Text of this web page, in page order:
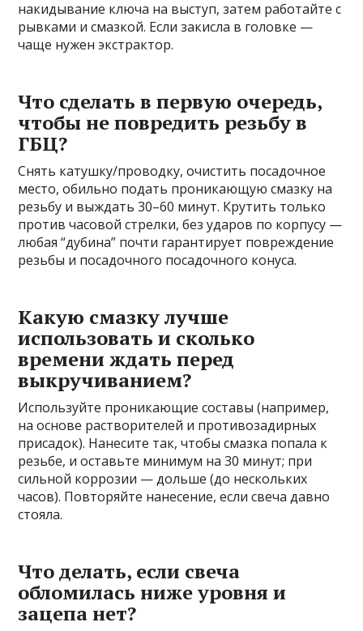
накидывание ключа на выступ, затем работайте с
рывками и смазкой. Если закисла в головке —
чаще нужен экстрактор.
Что сделать в первую очередь,
чтобы не повредить резьбу в
ГБЦ?
Снять катушку/проводку, очистить посадочное
место, обильно подать проникающую смазку на
резьбу и выждать 30–60 минут. Крутить только
против часовой стрелки, без ударов по корпусу —
любая “дубина” почти гарантирует повреждение
резьбы и посадочного посадочного конуса.
Какую смазку лучше
использовать и сколько
времени ждать перед
выкручиванием?
Используйте проникающие составы (например,
на основе растворителей и противозадирных
присадок). Нанесите так, чтобы смазка попала к
резьбе, и оставьте минимум на 30 минут; при
сильной коррозии — дольше (до нескольких
часов). Повторяйте нанесение, если свеча давно
стояла.
Что делать, если свеча
обломилась ниже уровня и
зацепа нет?